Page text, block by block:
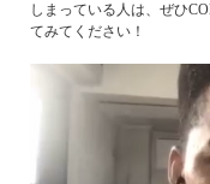
しまっている人は、ぜひ
てみてください！